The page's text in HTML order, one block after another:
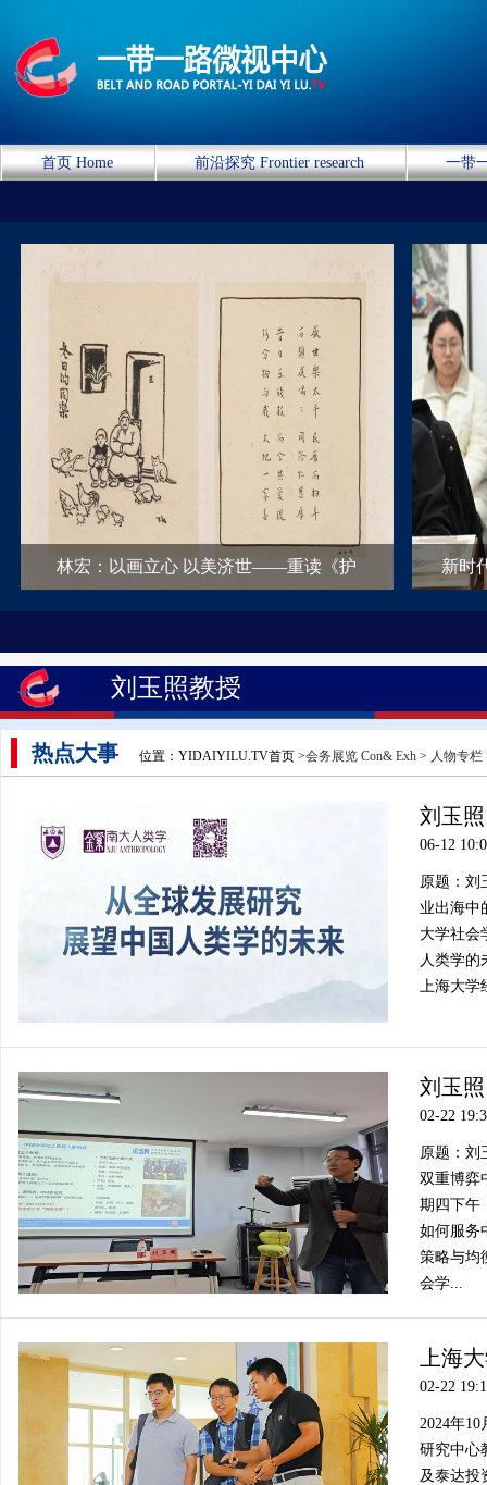
首页 Home 前沿探究 Frontier research 一带
林宏：以画立心 以美济世——重读《护 新时
刘玉照教授
热点大事 位置：YIDAIYILU.TV首页 >会务展览 Con& Exh > 人物专栏
刘玉
06-12
原题：
业出海中
大学社会
人类学的
上海大学
刘玉
02-22
原题：
双重博弈
期四下午
如何服务
策略与均
会学...
上海
02-22
2024年
研究中心
及泰达投